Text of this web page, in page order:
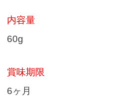
内容量
60g
賞味期限
6ヶ月